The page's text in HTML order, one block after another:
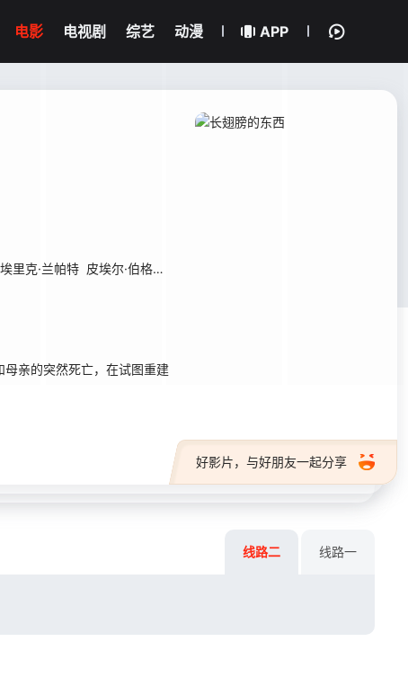
电影 电视剧 综艺 动漫 APP
埃里克·兰帕特 皮埃尔·伯格曼
亲的突然死亡，在试图重建
好影片，与好朋友一起分享
线路二 线路一